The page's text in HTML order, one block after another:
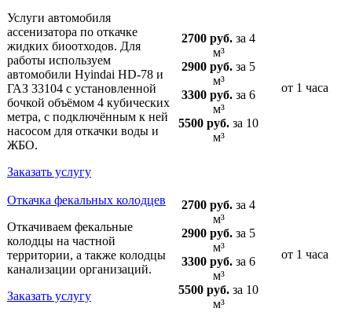
Услуги автомобиля
ассенизатора по откачке
жидких биоотходов. Для
работы используем
автомобили Hyindai HD-78 и
ГАЗ 33104 с установленной
бочкой объёмом 4 кубических
метра, с подключённым к ней
насосом для откачки воды и
ЖБО.
Заказать услугу
2700 руб. за 4
м³
2900 руб. за 5
м³
3300 руб. за 6
м³
5500 руб. за 10
м³
от 1 часа
Откачка фекальных колодцев
Откачиваем фекальные
колодцы на частной
территории, а также колодцы
канализации организаций.
Заказать услугу
2700 руб. за 4
м³
2900 руб. за 5
м³
3300 руб. за 6
м³
5500 руб. за 10
м³
от 1 часа